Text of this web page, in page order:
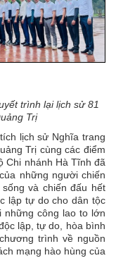
trình lại lịch sử 81
Trị
lịch sử Nghĩa trang
Trị cùng các điểm
Chi nhánh Hà Tĩnh đã
những người chiến
và chiến đấu hết
lập tự do cho dân tộc
những công lao to lớn
lập, tự do, hòa bình
trình về nguồn
mạng hào hùng của